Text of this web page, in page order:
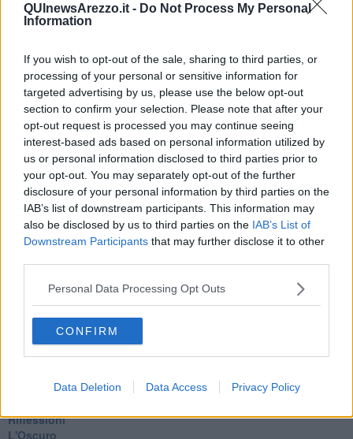
QUInewsArezzo.it - Do Not Process My Personal
Information
If you wish to opt-out of the sale, sharing to third parties, or
processing of your personal or sensitive information for
targeted advertising by us, please use the below opt-out
section to confirm your selection. Please note that after your
opt-out request is processed you may continue seeing
interest-based ads based on personal information utilized by
us or personal information disclosed to third parties prior to
your opt-out. You may separately opt-out of the further
disclosure of your personal information by third parties on the
IAB’s list of downstream participants. This information may
also be disclosed by us to third parties on the IAB’s List of
Downstream Participants that may further disclose it to other
Personal Data Processing Opt Outs
CONFIRM
Data Deletion Data Access Privacy Policy
​L’Australiana
Le stelle del jazz
Auguri
Moro
Passanti
Continuando, la nonna e il carretto
Metaverso smart
Fiamme
Anzi
Confessioni autoreferenziali
Utopie
Estate
Il lago
Il diluvio
La classe
Pensieri incoerenti
Insomnia
Il guardiano
Lo sgombero
Erodoto e Tucidide
Il padre della storia
L'evoluzione della specie
Riflessioni
L'Oscuro